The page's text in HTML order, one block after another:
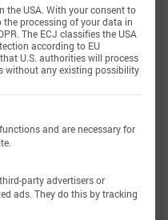
2.5 … 4.25 V
将完全透明。巴特莫
the USA. With your consent to
the processing of your data in
The ECJ classifies the USA
according to EU
U.S. authorities will process
without any existing possibility
groups for which
and are necessary for
party advertisers or
ads. They do this by tracking